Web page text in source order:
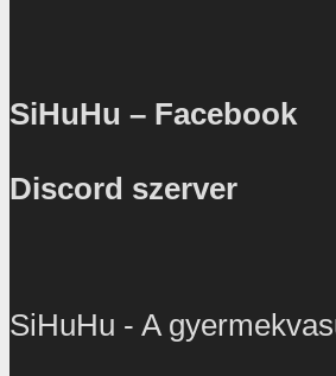
SiHuHu – Facebook
Discord szerver
SiHuHu - A